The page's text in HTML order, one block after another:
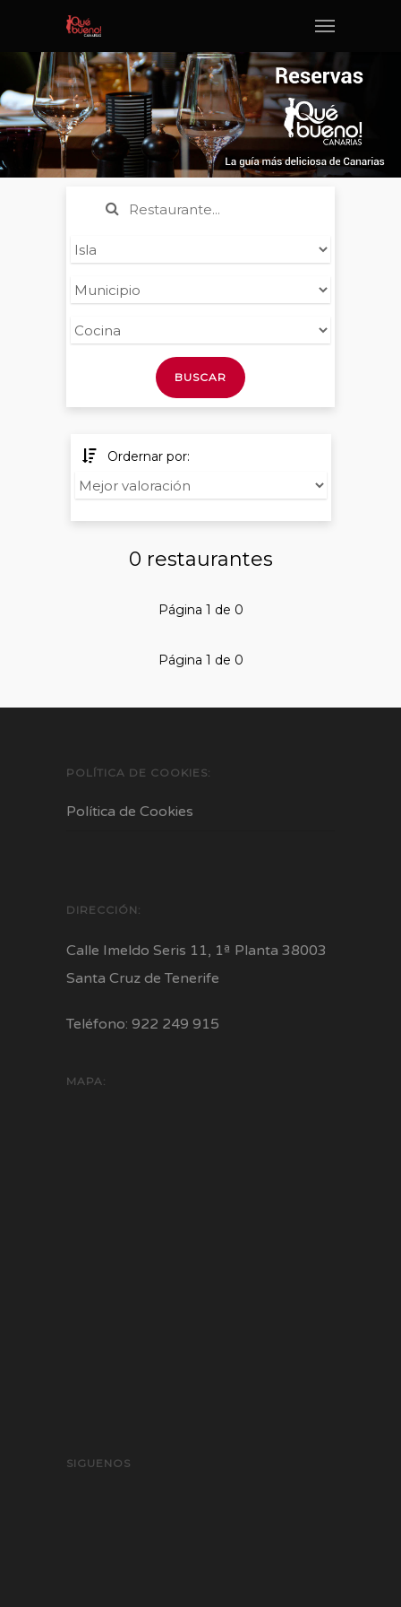
BUSCAR
Ordernar por:
0 restaurantes
Página 1 de 0
Página 1 de 0
POLÍTICA DE COOKIES:
Política de Cookies
DIRECCIÓN:
Calle Imeldo Seris 11, 1ª Planta 38003
Santa Cruz de Tenerife
Teléfono: 922 249 915
MAPA:
SIGUENOS